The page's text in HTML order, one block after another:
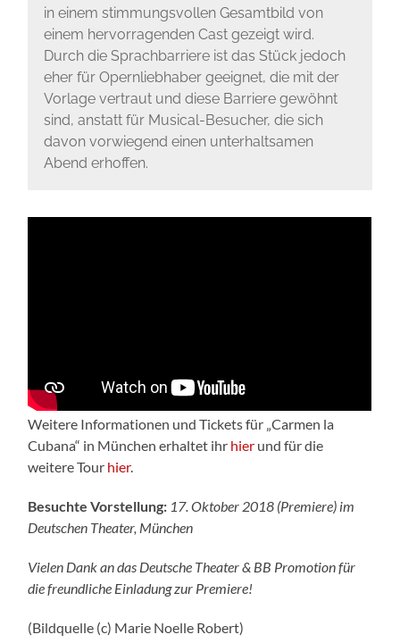
in einem stimmungsvollen Gesamtbild von
einem hervorragenden Cast gezeigt wird.
Durch die Sprachbarriere ist das Stück jedoch
eher für Opernliebhaber geeignet, die mit der
Vorlage vertraut und diese Barriere gewöhnt
sind, anstatt für Musical-Besucher, die sich
davon vorwiegend einen unterhaltsamen
Abend erhoffen.
Weitere Informationen und Tickets für „Carmen la
Cubana“ in München erhaltet ihr hier und für die
weitere Tour hier.
Besuchte Vorstellung: 17. Oktober 2018 (Premiere) im
Deutschen Theater, München
Vielen Dank an das Deutsche Theater & BB Promotion für
die freundliche Einladung zur Premiere!
(Bildquelle (c) Marie Noelle Robert)